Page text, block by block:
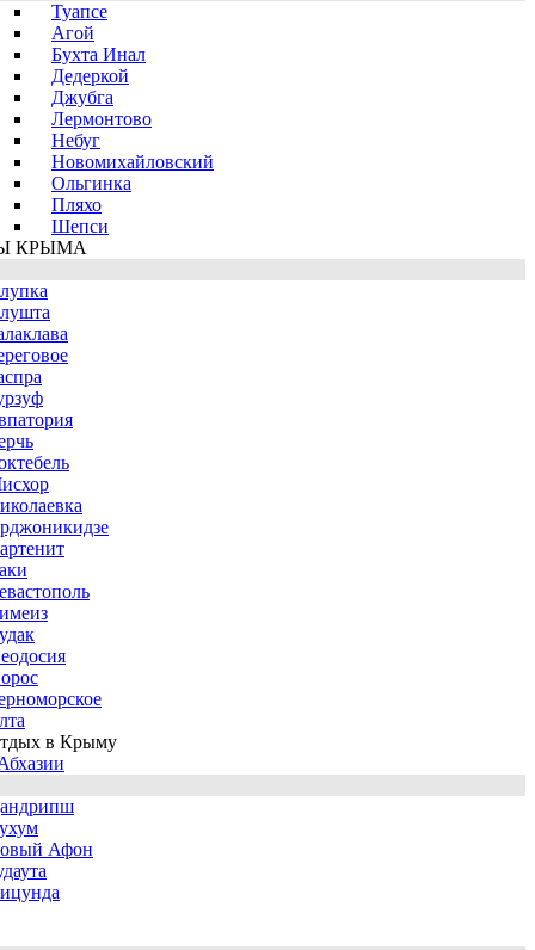
Туапсе
Агой
Бухта Инал
Дедеркой
Джубга
Лермонтово
Небуг
Новомихайловский
Ольгинка
Пляхо
Шепси
КРЫМА
в Крыму
Афон